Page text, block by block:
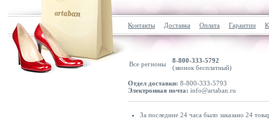
Контакты Доставка Оплата Гарантии
Все регионы
8-800-333-5792
(звонок бесплатный)
Отдел доставки: 8-800-333-5793
Электронная почта: info@artaban.ru
За последние 24 часа было заказано 24